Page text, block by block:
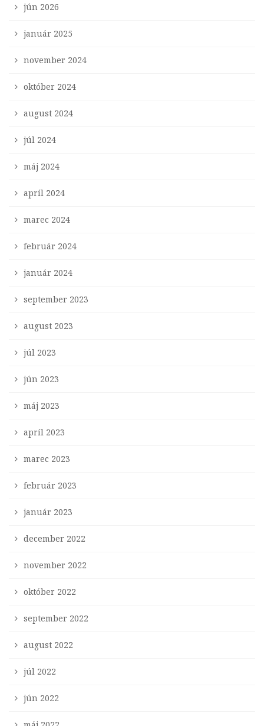
jún 2026
január 2025
november 2024
október 2024
august 2024
júl 2024
máj 2024
apríl 2024
marec 2024
február 2024
január 2024
september 2023
august 2023
júl 2023
jún 2023
máj 2023
apríl 2023
marec 2023
február 2023
január 2023
december 2022
november 2022
október 2022
september 2022
august 2022
júl 2022
jún 2022